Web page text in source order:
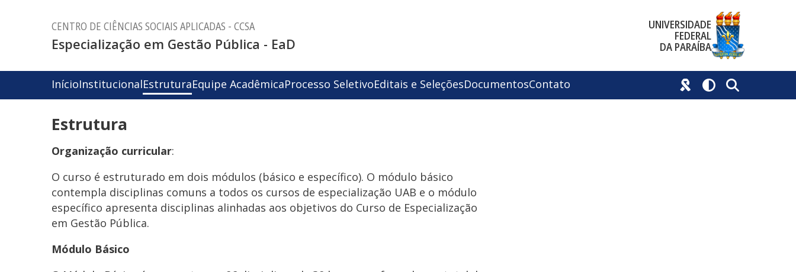
CENTRO DE CIÊNCIAS SOCIAIS APLICADAS - CCSA
Especialização em Gestão Pública - EaD
UNIVERSIDADE
FEDERAL
DA PARAÍBA
InícioInstitucionalEstruturaEquipe AcadêmicaProcesso SeletivoEditais e SeleçõesDocumentosContato
Estrutura
Organização curricular:
O curso é estruturado em dois módulos (básico e específico). O módulo básico
contempla disciplinas comuns a todos os cursos de especialização UAB e o módulo
específico apresenta disciplinas alinhadas aos objetivos do Curso de Especialização
em Gestão Pública.
Módulo Básico